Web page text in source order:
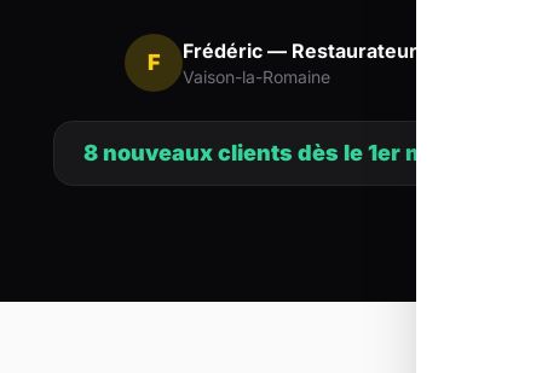
F Frédéric — Restaurateur
Vaison-la-Romaine
8 nouveaux clients dès le 1er mois